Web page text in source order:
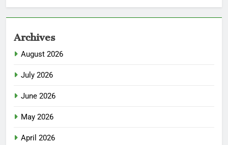
Archives
August 2026
July 2026
June 2026
May 2026
April 2026